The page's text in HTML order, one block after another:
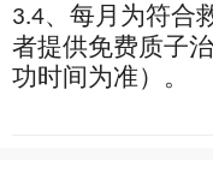
3.4、每月为符合
者提供免费质子
功时间为准）。